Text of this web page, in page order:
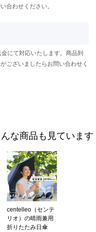
合わせください。
にて対応いたします。商品到
ございましたらお問い合わせく
な商品も見ています
centelleo（センテ
リオ）の晴雨兼用
折りたたみ日傘